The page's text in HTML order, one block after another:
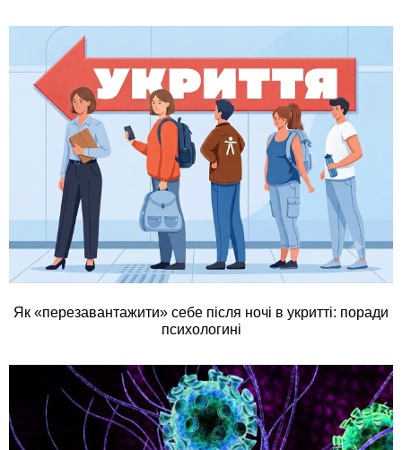
Як «перезавантажити» себе після ночі в укритті: поради
психологині